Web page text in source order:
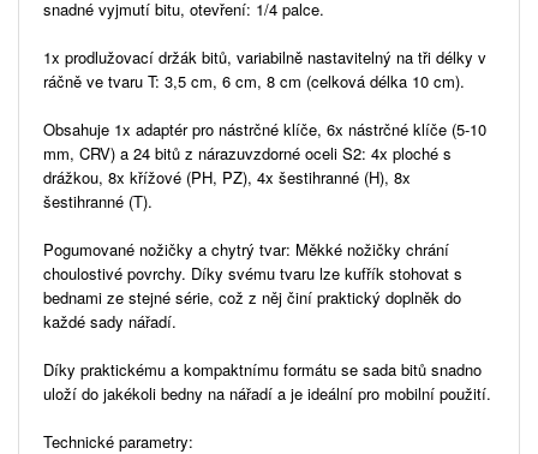
snadné vyjmutí bitu, otevření: 1/4 palce.
1x prodlužovací držák bitů, variabilně nastavitelný na tři délky v
ráčně ve tvaru T: 3,5 cm, 6 cm, 8 cm (celková délka 10 cm).
Obsahuje 1x adaptér pro nástrčné klíče, 6x nástrčné klíče (5-10
mm, CRV) a 24 bitů z nárazuvzdorné oceli S2: 4x ploché s
drážkou, 8x křížové (PH, PZ), 4x šestihranné (H), 8x
šestihranné (T).
Pogumované nožičky a chytrý tvar: Měkké nožičky chrání
choulostivé povrchy. Díky svému tvaru lze kufřík stohovat s
bednami ze stejné série, což z něj činí praktický doplněk do
každé sady nářadí.
Díky praktickému a kompaktnímu formátu se sada bitů snadno
uloží do jakékoli bedny na nářadí a je ideální pro mobilní použití.
Technické parametry: